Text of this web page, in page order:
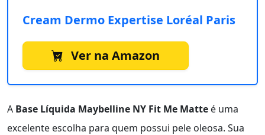
Cream Dermo Expertise Loréal Paris
Ver na Amazon
A Base Líquida Maybelline NY Fit Me Matte é uma
excelente escolha para quem possui pele oleosa. Sua